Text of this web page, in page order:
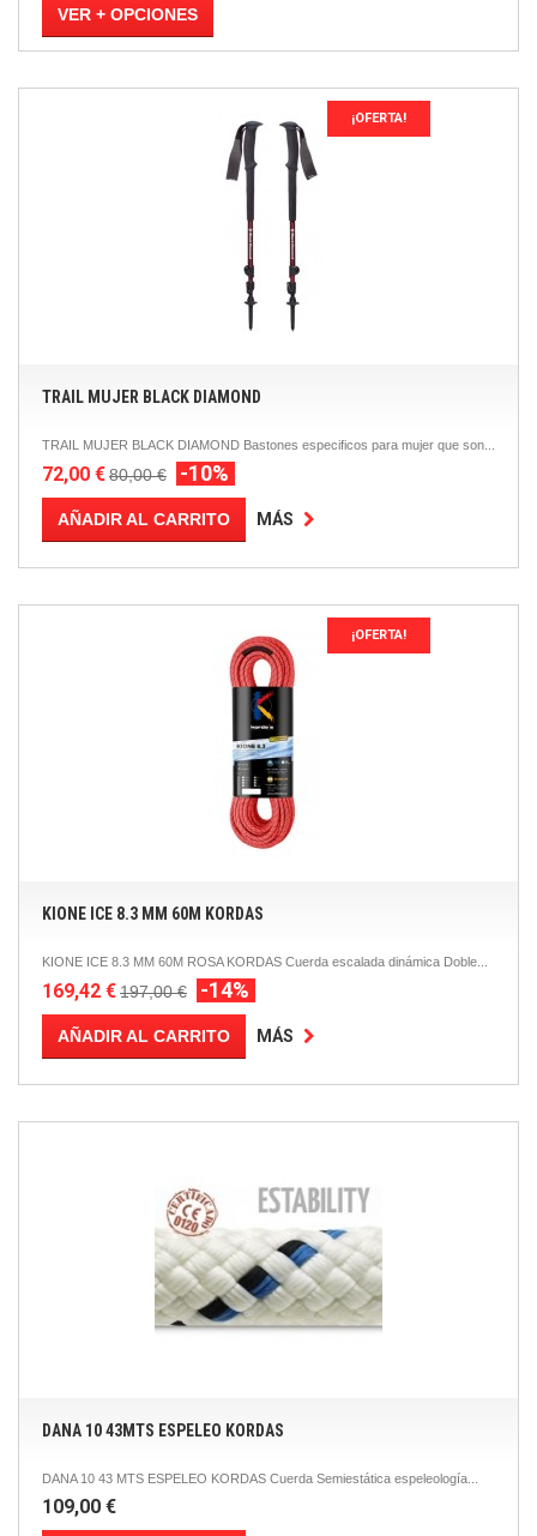
VER + OPCIONES
¡OFERTA!
TRAIL MUJER BLACK DIAMOND
TRAIL MUJER BLACK DIAMOND Bastones especificos para mujer que son...
72,00 €80,00 € -10%
AÑADIR AL CARRITO MÁS
¡OFERTA!
KIONE ICE 8.3 MM 60M KORDAS
KIONE ICE 8.3 MM 60M ROSA KORDAS Cuerda escalada dinámica Doble...
169,42 €197,00 € -14%
AÑADIR AL CARRITO MÁS
DANA 10 43MTS ESPELEO KORDAS
DANA 10 43 MTS ESPELEO KORDAS Cuerda Semiestática espeleología...
109,00 €